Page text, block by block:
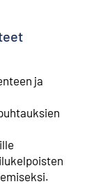
ja